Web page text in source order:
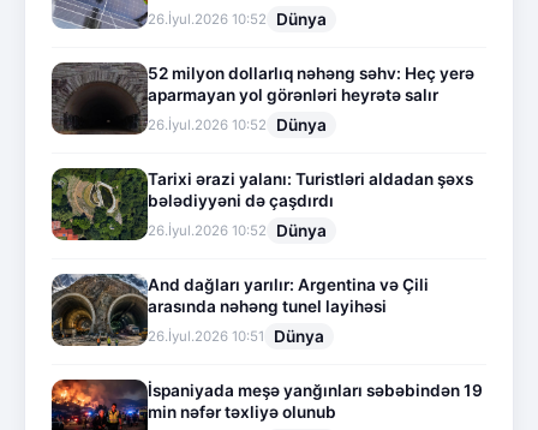
26.İyul.2026 10:52 Dünya
52 milyon dollarlıq nəhəng səhv: Heç yerə
aparmayan yol görənləri heyrətə salır
26.İyul.2026 10:52 Dünya
Tarixi ərazi yalanı: Turistləri aldadan şəxs
bələdiyyəni də çaşdırdı
26.İyul.2026 10:52 Dünya
And dağları yarılır: Argentina və Çili
arasında nəhəng tunel layihəsi
26.İyul.2026 10:51 Dünya
İspaniyada meşə yanğınları səbəbindən 19
min nəfər təxliyə olunub